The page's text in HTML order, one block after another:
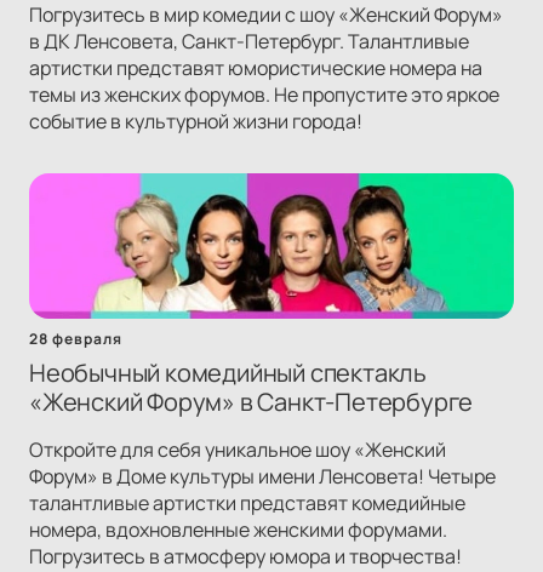
Погрузитесь в мир комедии с шоу «Женский Форум»
в ДК Ленсовета, Санкт-Петербург. Талантливые
артистки представят юмористические номера на
темы из женских форумов. Не пропустите это яркое
событие в культурной жизни города!
28 февраля
Необычный комедийный спектакль
«Женский Форум» в Санкт-Петербурге
Откройте для себя уникальное шоу «Женский
Форум» в Доме культуры имени Ленсовета! Четыре
талантливые артистки представят комедийные
номера, вдохновленные женскими форумами.
Погрузитесь в атмосферу юмора и творчества!